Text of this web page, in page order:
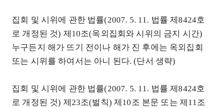
집회 및 시위에 관한 법률(2007. 5. 11. 법률 제8424호
로 개정된 것) 제10조(옥외집회와 시위의 금지 시간)
누구든지 해가 뜨기 전이나 해가 진 후에는 옥외집회
또는 시위를 하여서는 아니 된다. (단서 생략)
집회 및 시위에 관한 법률(2007. 5. 11. 법률 제8424호
로 개정된 것) 제23조(벌칙) 제10조 본문 또는 제11조